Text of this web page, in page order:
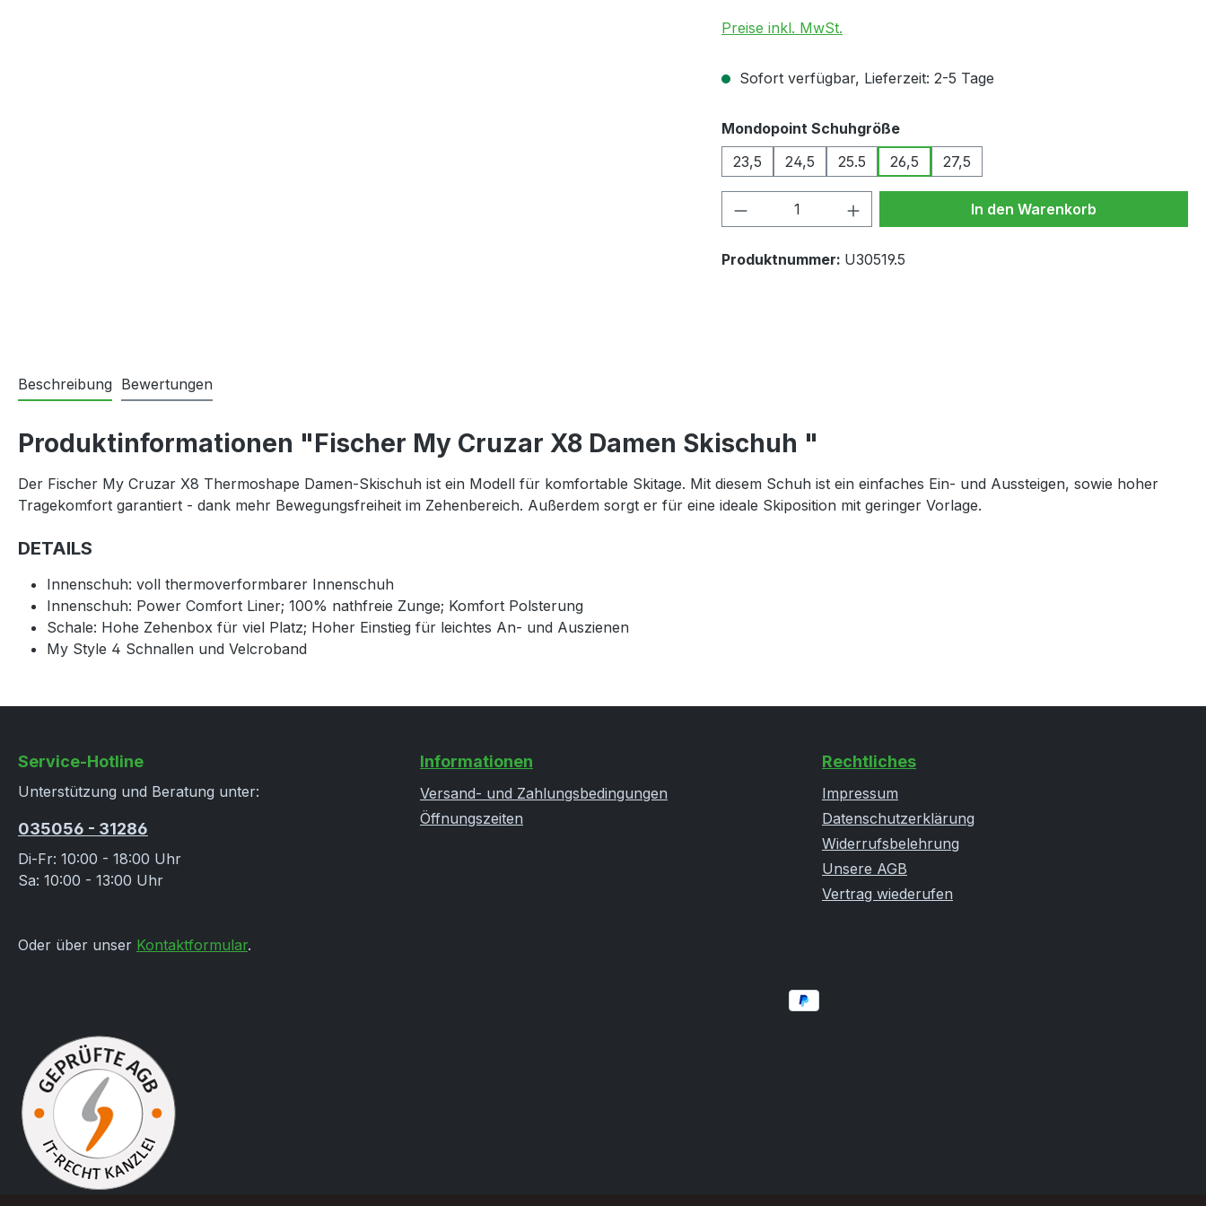
Preise inkl. MwSt.
Sofort verfügbar, Lieferzeit: 2-5 Tage
Mondopoint Schuhgrößeauswählen
23,5
24,5 25.5 26,5 27,5
Produkt Anzahl: Gib den gewünschten Wert
In den Warenkorb
Produktnummer: U30519.5
Beschreibung Bewertungen
Produktinformationen "Fischer My Cruzar X8 Damen Skischuh "
Der Fischer My Cruzar X8 Thermoshape Damen-Skischuh ist ein Modell für komfortable Skitage. Mit diesem Schuh ist ein einfaches Ein- und Aussteigen, sowie hoher
Tragekomfort garantiert - dank mehr Bewegungsfreiheit im Zehenbereich. Außerdem sorgt er für eine ideale Skiposition mit geringer Vorlage.
DETAILS
Innenschuh: voll thermoverformbarer Innenschuh
Innenschuh: Power Comfort Liner; 100% nathfreie Zunge; Komfort Polsterung
Schale: Hohe Zehenbox für viel Platz; Hoher Einstieg für leichtes An- und Auszienen
My Style 4 Schnallen und Velcroband
Service-Hotline
Unterstützung und Beratung unter:
035056 - 31286
Di-Fr: 10:00 - 18:00 Uhr
Sa: 10:00 - 13:00 Uhr
Oder über unser Kontaktformular.
Informationen
Versand- und Zahlungsbedingungen
Öffnungszeiten
Rechtliches
Impressum
Datenschutzerklärung
Widerrufsbelehrung
Unsere AGB
Vertrag wiederufen